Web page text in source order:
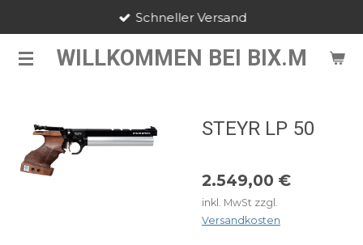
springen WILLKOMMEN BEI BIX.M
Schneller Versand
STEYR LP 50
2.549,00 €
inkl. MwSt zzgl.
Versandkosten